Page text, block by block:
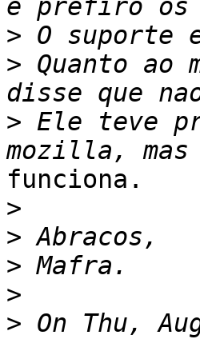
>
> Quanto ao
> Ele teve
funciona.
>
>
>
>
> On Thu,